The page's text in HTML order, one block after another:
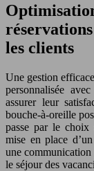
les clients
Une gestion
personnalisée
assurer leur
bouche-à-oreille
passe par le choix
mise en place
une communication
le séjour des